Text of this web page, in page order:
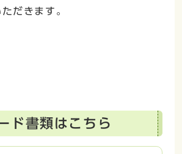
だきます。
ド書類はこちら